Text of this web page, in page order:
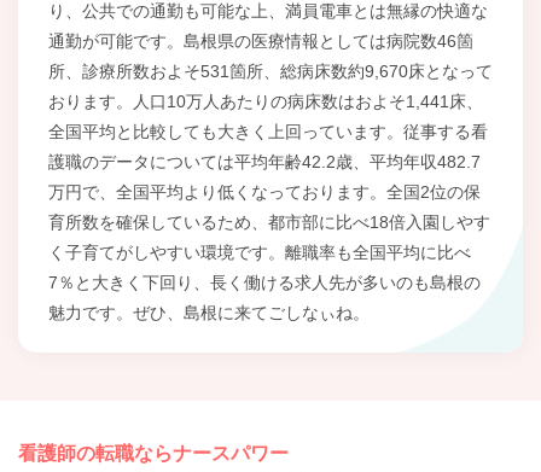
り、公共での通勤も可能な上、満員電車とは無縁の快適な
通勤が可能です。島根県の医療情報としては病院数46箇
所、診療所数およそ531箇所、総病床数約9,670床となって
おります。人口10万人あたりの病床数はおよそ1,441床、
全国平均と比較しても大きく上回っています。従事する看
護職のデータについては平均年齢42.2歳、平均年収482.7
万円で、全国平均より低くなっております。全国2位の保
育所数を確保しているため、都市部に比べ18倍入園しやす
く子育てがしやすい環境です。離職率も全国平均に比べ
7％と大きく下回り、長く働ける求人先が多いのも島根の
魅力です。ぜひ、島根に来てごしなぃね。
看護師の転職ならナースパワー